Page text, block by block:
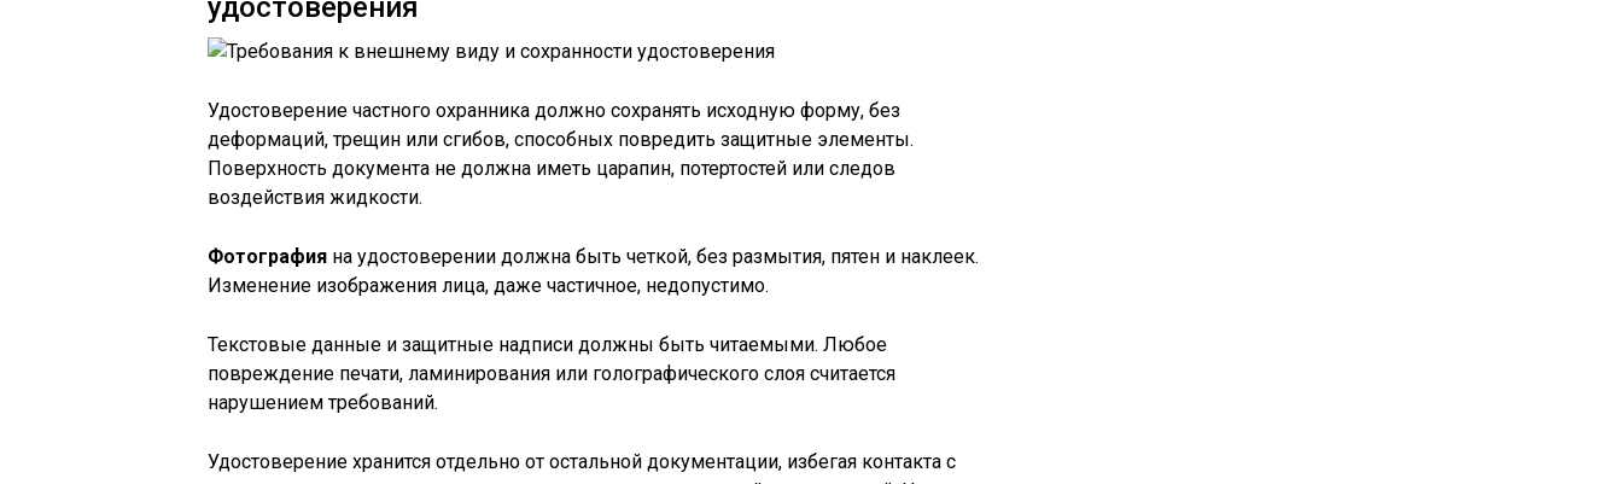
удостоверения
Удостоверение частного охранника должно сохранять исходную форму, без
деформаций, трещин или сгибов, способных повредить защитные элементы.
Поверхность документа не должна иметь царапин, потертостей или следов
воздействия жидкости.
Фотография на удостоверении должна быть четкой, без размытия, пятен и наклеек.
Изменение изображения лица, даже частичное, недопустимо.
Текстовые данные и защитные надписи должны быть читаемыми. Любое
повреждение печати, ламинирования или голографического слоя считается
нарушением требований.
Удостоверение хранится отдельно от остальной документации, избегая контакта с